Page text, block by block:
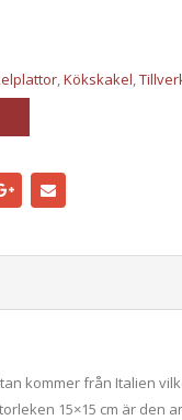
,Kökskakel,
kommer från Italien
15×15 cm är den